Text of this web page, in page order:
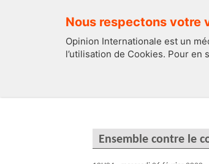
Nous respectons votre
Opinion Internationale est un
l’utilisation de Cookies. Pour
Ensemble contre le